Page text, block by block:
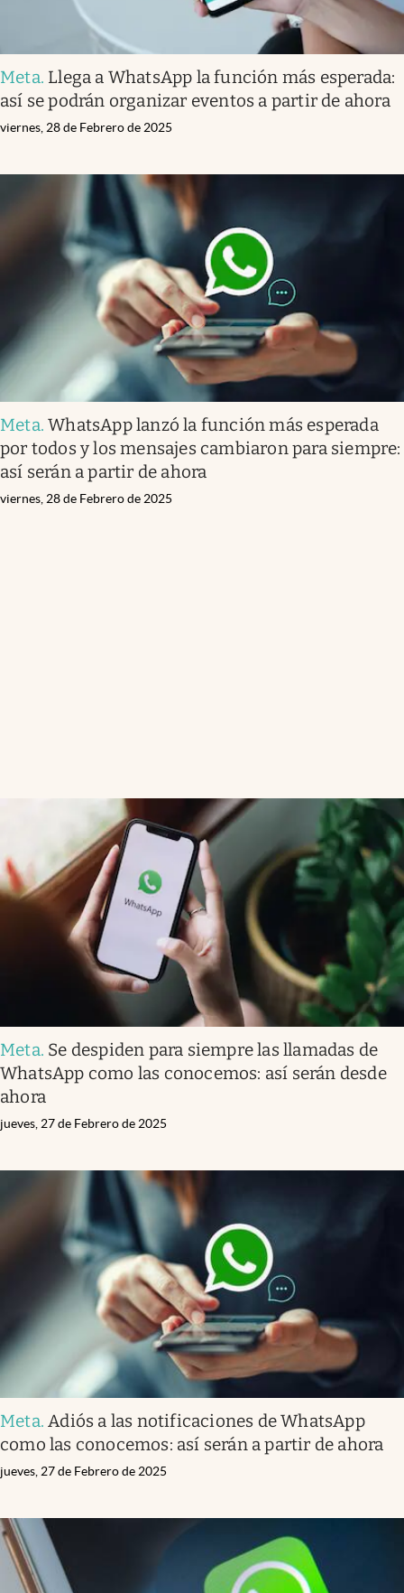
Meta. Llega a WhatsApp la función más esperada:
así se podrán organizar eventos a partir de ahora
viernes, 28 de Febrero de 2025
Meta.WhatsApp lanzó la función más esperada
por todos y los mensajes cambiaron para siempre:
así serán a partir de ahora
viernes, 28 de Febrero de 2025
Meta. Se despiden para siempre las llamadas de
WhatsApp como las conocemos: así serán desde
ahora
jueves, 27 de Febrero de 2025
Meta.Adiós a las notificaciones de WhatsApp
como las conocemos: así serán a partir de ahora
jueves, 27 de Febrero de 2025